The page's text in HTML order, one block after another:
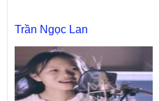
Trần Ngọc Lan